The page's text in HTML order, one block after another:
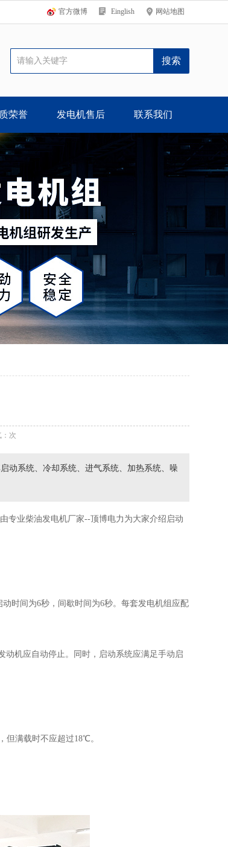
官方微博 Einglish 网站地图
荣誉 发电机售后 联系我们
次
动系统、冷却系统、进气系统、加热系统、噪
业柴油发电机厂家--顶博电力为大家介绍启动
时间为6秒，间歇时间为6秒。每套发电机组应配
机应自动停止。同时，启动系统应满足手动启
满载时不应超过18℃。